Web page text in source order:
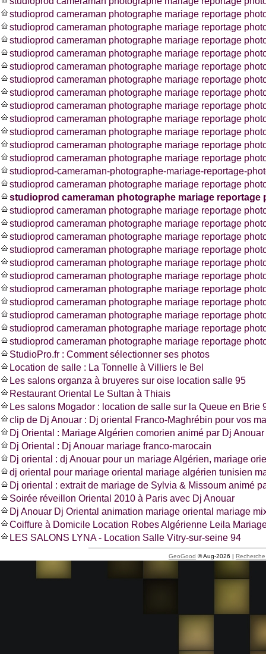
studioprod cameraman photographe mariage reportage
studioprod cameraman photographe mariage reportage
studioprod cameraman photographe mariage reportage
studioprod cameraman photographe mariage reportage
studioprod cameraman photographe mariage reportage
studioprod cameraman photographe mariage reportage
studioprod cameraman photographe mariage reportage
studioprod cameraman photographe mariage reportage
studioprod cameraman photographe mariage reportage
studioprod cameraman photographe mariage reportage
studioprod cameraman photographe mariage reportage
studioprod cameraman photographe mariage reportage
studioprod-cameraman-photographe-mariage-reportage-
studioprod cameraman photographe mariage reportage
studioprod cameraman photographe mariage reportage
studioprod cameraman photographe mariage reportage
studioprod cameraman photographe mariage reportage
studioprod cameraman photographe mariage reportage
studioprod cameraman photographe mariage reportage
studioprod cameraman photographe mariage reportage
studioprod cameraman photographe mariage reportage
studioprod cameraman photographe mariage reportage
studioprod cameraman photographe mariage reportage
studioprod cameraman photographe mariage reportage
studioprod cameraman photographe mariage reportage
studioprod cameraman photographe mariage reportage
StudioPro.fr : Comment sélectionner ses photos
Location de salle : La Tonnelle à Villiers le Bel
Les salons organza à bruyeres sur oise location salle 95
Restaurant Oriental Le Sultan à Thiais
Les salons Mogador : location de salle sur la Queue en Brie
clip de Dj Anouar : Dj oriental Franco-Maghrébin pour vos
Dj Oriental : Mariage Algérien comorien animé par Dj Anouar
Dj Oriental : Dj Anouar mariage franco-marocain
Dj oriental : dj Anouar pour un mariage Algérien, mariage
dj oriental pour mariage oriental mariage algérien tunisien
Dj oriental : extrait de mariage de Sylvia & Missoum animé
Soirée réveillon Oriental 2010 à Paris avec Dj Anouar
Dj Anouar Dj Oriental animation mariage oriental mariage
Coiffure à Domicile Location Robes Algérienne Leila
LES SALONS LYNA - Location Salle Vitry-sur-seine 94
GeoGood © Aug-2026 |